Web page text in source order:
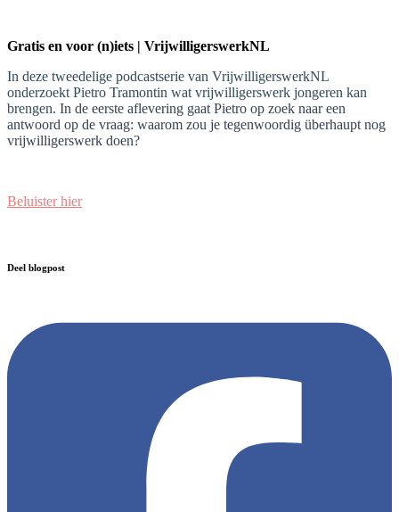
Gratis en voor (n)iets | VrijwilligerswerkNL
In deze tweedelige podcastserie van VrijwilligerswerkNL
onderzoekt Pietro Tramontin wat vrijwilligerswerk jongeren kan
brengen. In de eerste aflevering gaat Pietro op zoek naar een
antwoord op de vraag: waarom zou je tegenwoordig überhaupt nog
vrijwilligerswerk doen?
Beluister hier
Deel blogpost